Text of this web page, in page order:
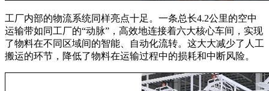
工厂内部的物流系统同样亮点十足。一条总长4.2公里的空中
运输带如同工厂的“动脉”，高效地连接着六大核心车间，实现
了物料在不同区域间的智能、自动化流转。这大大减少了人工
搬运的环节，降低了物料在运输过程中的损耗和中断风险。